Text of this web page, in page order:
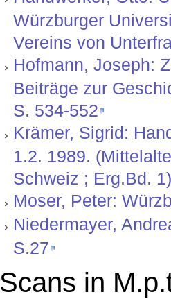
Würzburger
Vereins von
Hofmann, Joseph:
Beiträge zur
S. 534-552
Krämer, Sigrid:
1.2. 1989.
Schweiz ; Erg.Bd.
Moser, Peter:
Niedermayer,
S.27
Scans in